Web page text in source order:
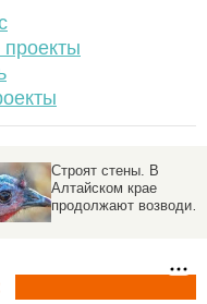
Строят стены. В
Алтайском крае
продолжают возводить